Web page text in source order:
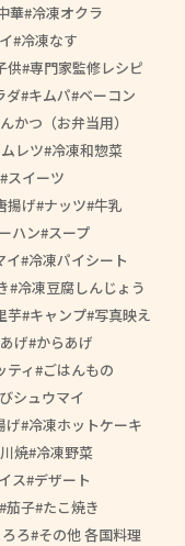
華 冷凍オクラ
冷凍なす
供 専門家監修レシピ
ダ キムパ ベーコン
かつ（お弁当用）
レツ 冷凍和惣菜
スイーツ
揚げ ナッツ 牛乳
ハン スープ
イ 冷凍パイシート
冷凍豆腐しんじょう
芋 キャンプ 写真映え
げ からあげ
ティ
ごはんもの
シュウマイ
げ 冷凍ホットケーキ
焼 冷凍野菜
ス デザート
茄子 たこ焼き
ろ その他 各国料理